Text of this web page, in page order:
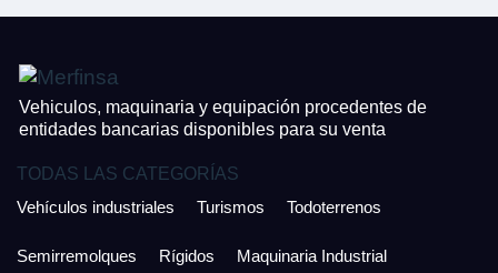
Vehiculos, maquinaria y equipación procedentes de
entidades bancarias disponibles para su venta
TODAS LAS CATEGORÍAS
Vehículos industriales
Turismos Todoterrenos
Semirremolques Rígidos Maquinaria Industrial